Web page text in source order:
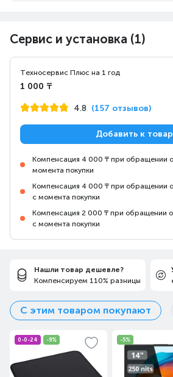
Сервис и установка (1)
Техносервис Плюс на 1 год
1 000 ₸
4.8 (157 отзывов)
Добавить к
Компенсация 4 000 ₸ при обращении
момента покупки
Компенсация 4 000 ₸ при обращении
с момента покупки
Компенсация 2 000 ₸ при обращении
с момента покупки
Нашли товар дешевле?
Компенсируем 110% разницы
С этим товаром покупают
0-0-24 -9% -5%